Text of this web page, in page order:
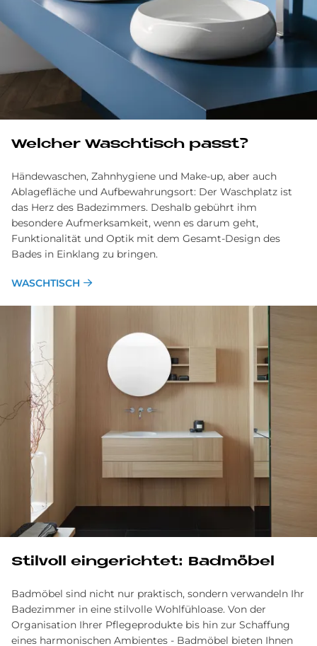
Welcher Waschtisch passt?
Händewaschen, Zahnhygiene und Make-up, aber auch
Ablage­fläche und Aufbewahrungsort: Der Wasch­platz ist
das Herz des Bade­zimmers. Deshalb gebührt ihm
besondere Aufmerksam­keit, wenn es darum geht,
Funktionalität und Optik mit dem Gesamt-Design des
Bades in Ein­klang zu bringen.
WASCHTISCH
Stil­voll ein­ge­rich­tet: Bad­mö­bel
Badmöbel sind nicht nur praktisch, sondern verwandeln Ihr
Badezimmer in eine stilvolle Wohlfühloase. Von der
Organisation Ihrer Pflege­produkte bis hin zur Schaffung
eines harmonischen Ambientes - Bad­möbel bieten Ihnen